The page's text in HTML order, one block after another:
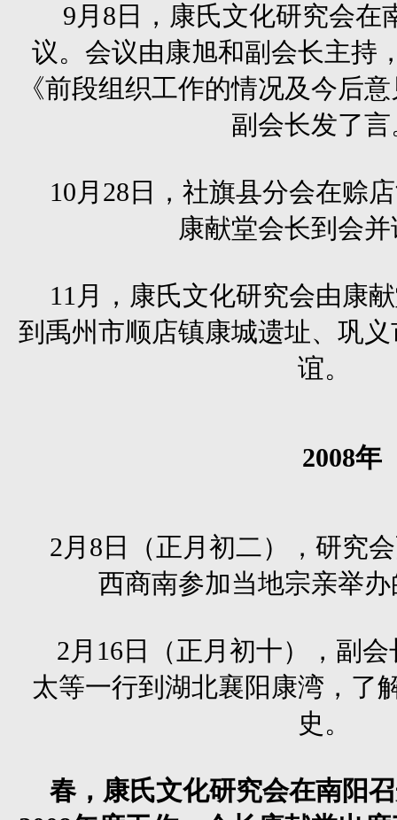
9月8日，康氏文化研究会在
议。会议由康旭和副会长主持
《前段组织工作的情况及今后
副会长发了言
10月28日，社旗县分会在赊
康献堂会长到会
11月，康氏文化研究会由康
到禹州市顺店镇康城遗址、巩
谊。
2008年
2月8日（正月初二），研究
西商南参加当地宗亲举
2月16日（正月初十），副
太等一行到湖北襄阳康湾，了
史。
春，康氏文化研究会在南阳